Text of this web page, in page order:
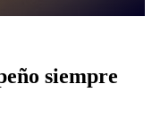
siempre